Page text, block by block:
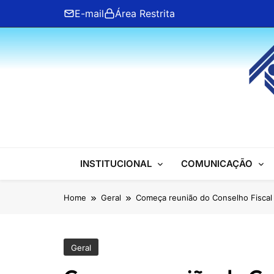
content
E-mail Área Restrita
ANFIP Nacional
INSTITUCIONAL COMUNICAÇÃO
Home Geral Começa reunião do Conselho Fiscal
Geral